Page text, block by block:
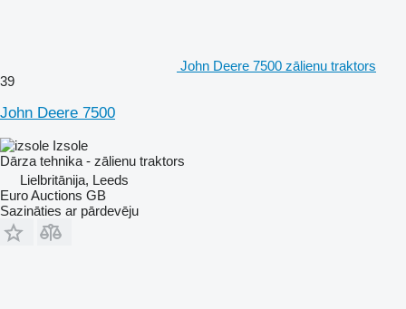
John Deere 7500 zālienu traktors
39
John Deere 7500
Izsole
Dārza tehnika - zālienu traktors
Lielbritānija, Leeds
Euro Auctions GB
Sazināties ar pārdevēju